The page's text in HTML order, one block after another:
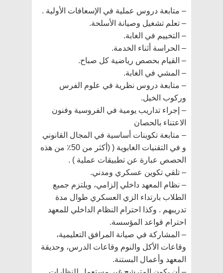
– متابعة دروس عملية في الإسعافات الأولية .
– تعلم تشغيل وصيانة الأسلحة.
– التخييم في الغابة.
– الحراسة أثناء الخدمة.
– القيام بحصص رياضية كل صباح.
– المشي في الغابة.
– متابعة دروس نظرية في علوم الفرس
وركوب الخيل.
– إجراء تداريب يومية في الفروسية وفنون
الاعتناء بالحصان
– متابعة تكوينات أساسية في المجال القانوني
و في التقنيات الغابوية ( (أكثر من 50٪ من هذه
الحصص عبارة عن تطبيقات عملية ) .
– تلقي تكوين عسكري ومدني.
– نظام المعهد داخلي إلزامي، ويلتزم جميع
الطلاب بارتداء الزي العسكري طوال مدة
تدريبهم . وكذا احترام النظام الداخلي للمعهد
احترام قواعد المؤسسة.
– المشاركة في صيانة المرافق التعليمية،
وقاعات الأكل والنوم وقاعات الدرس، وحديقة
المعهد وأعمال البستنة.